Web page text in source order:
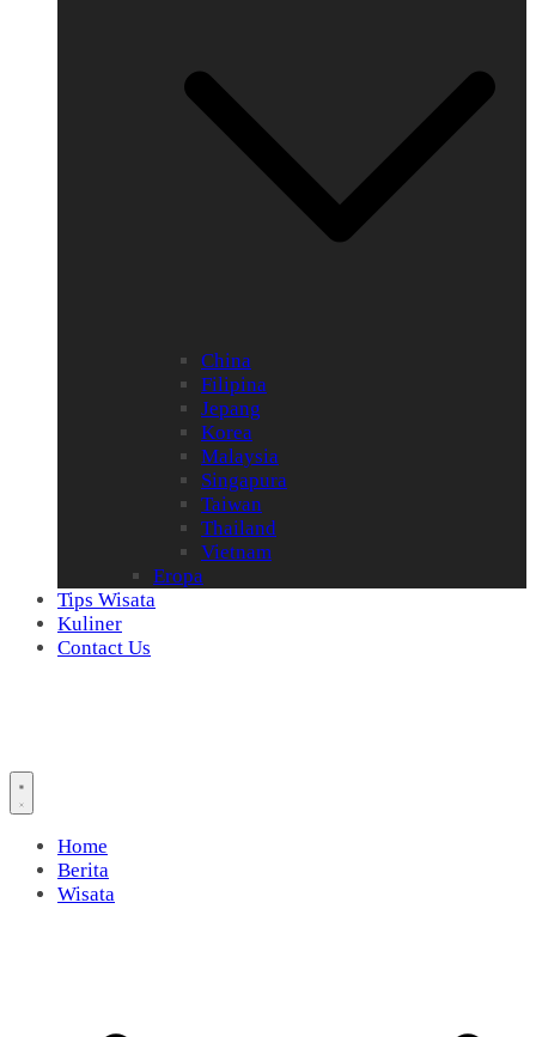
China
Filipina
Jepang
Korea
Malaysia
Singapura
Taiwan
Thailand
Vietnam
Eropa
Tips Wisata
Kuliner
Contact Us
Home
Berita
Wisata